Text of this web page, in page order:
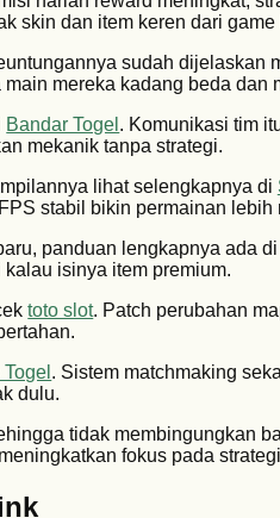
skin dan item keren dari game
sudah dijelaskan
mereka kadang beda dan
Bandar Togel . Komunikasi tim
mekanik tanpa strategi.
lihat selengkapnya di
stabil bikin permainan lebih
panduan lengkapnya ada di
isinya item premium.
toto slot. Patch perubahan
. Sistem matchmaking
dulu.
tidak membingungkan
fokus pada